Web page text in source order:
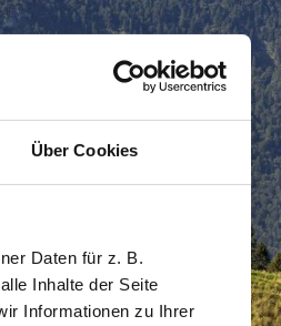
Über Cookies
Daten für z. B.
Inhalte der Seite
Informationen zu Ihrer